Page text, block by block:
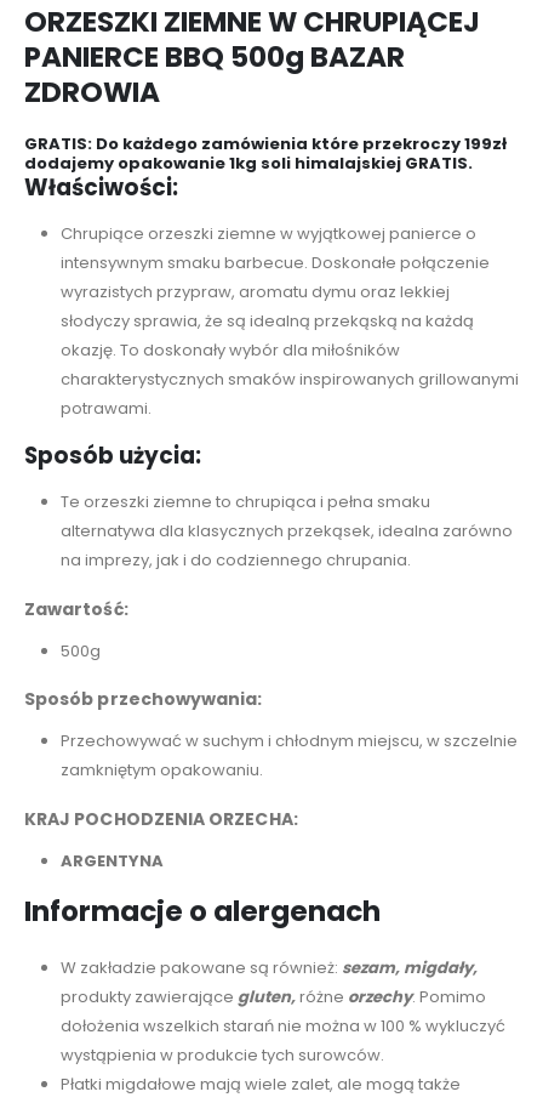
ORZESZKI ZIEMNE W CHRUPIĄCEJ
PANIERCE BBQ 500g BAZAR
ZDROWIA
GRATIS: Do każdego zamówienia które przekroczy 199zł
dodajemy opakowanie 1kg soli himalajskiej GRATIS.
Właściwości:
Chrupiące orzeszki ziemne w wyjątkowej panierce o
intensywnym smaku barbecue. Doskonałe połączenie
wyrazistych przypraw, aromatu dymu oraz lekkiej
słodyczy sprawia, że są idealną przekąską na każdą
okazję. To doskonały wybór dla miłośników
charakterystycznych smaków inspirowanych grillowanymi
potrawami.
Sposób użycia:
Te orzeszki ziemne to chrupiąca i pełna smaku
alternatywa dla klasycznych przekąsek, idealna zarówno
na imprezy, jak i do codziennego chrupania.
Zawartość:
500g
Sposób przechowywania:
Przechowywać w suchym i chłodnym miejscu, w szczelnie
zamkniętym opakowaniu.
KRAJ POCHODZENIA ORZECHA:
ARGENTYNA
Informacje o alergenach
W zakładzie pakowane są również: sezam, migdały,
produkty zawierające gluten,różne orzechy. Pomimo
dołożenia wszelkich starań nie można w 100 % wykluczyć
wystąpienia w produkcie tych surowców.
Płatki migdałowe mają wiele zalet, ale mogą także